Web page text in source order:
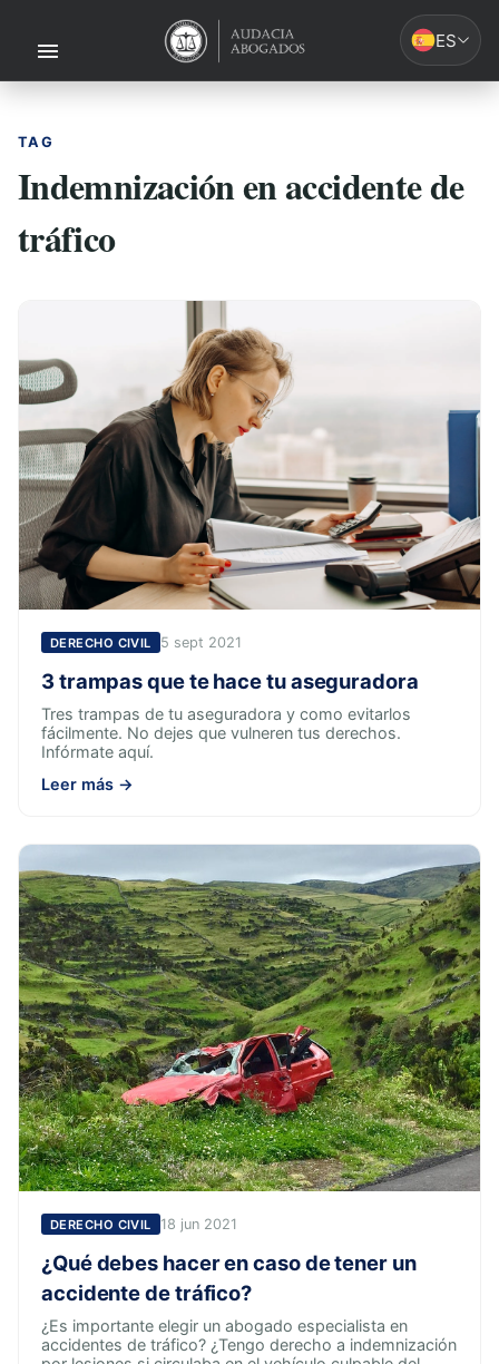
ES
TAG
Indemnización en accidente de
tráfico
DERECHO CIVIL 5 sept 2021
3 trampas que te hace tu aseguradora
Tres trampas de tu aseguradora y como evitarlos
fácilmente. No dejes que vulneren tus derechos.
Infórmate aquí.
Leer más →
DERECHO CIVIL 18 jun 2021
¿Qué debes hacer en caso de tener un
accidente de tráfico?
¿Es importante elegir un abogado especialista en
accidentes de tráfico? ¿Tengo derecho a indemnización